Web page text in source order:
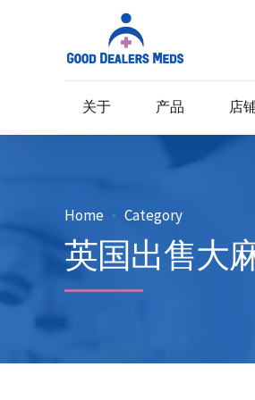
关于 产品 店
Home Category
英国出售大